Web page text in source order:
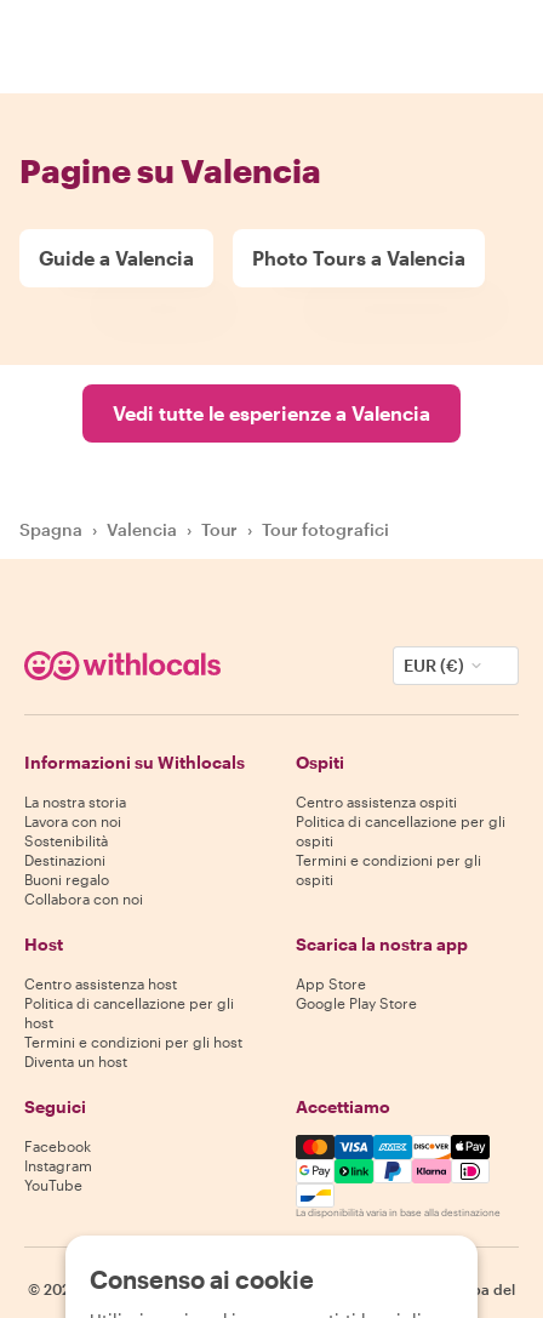
Pagine su Valencia
Guide a Valencia Photo Tours a Valencia
Vedi tutte le esperienze a Valencia
Spagna › Valencia › Tour › Tour fotografici
EUR (€)
Informazioni su Withlocals
La nostra storia
Lavora con noi
Sostenibilità
Destinazioni
Buoni regalo
Collabora con noi
Ospiti
Centro assistenza ospiti
Politica di cancellazione per gli
ospiti
Termini e condizioni per gli
ospiti
Host
Centro assistenza host
Politica di cancellazione per gli
host
Termini e condizioni per gli host
Diventa un host
Scarica la nostra app
App Store
Google Play Store
Seguici
Facebook
Instagram
YouTube
Accettiamo
Mastercard, Visa, Amex,
La disponibilità varia in base alla destinazione
© 2026 Withlocals.com | Informativa sulla privacy
Mappa del
Consenso ai cookie